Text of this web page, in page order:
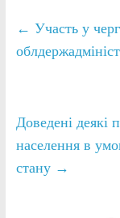
← Участь у
Доведені деякі
населення в
стану →